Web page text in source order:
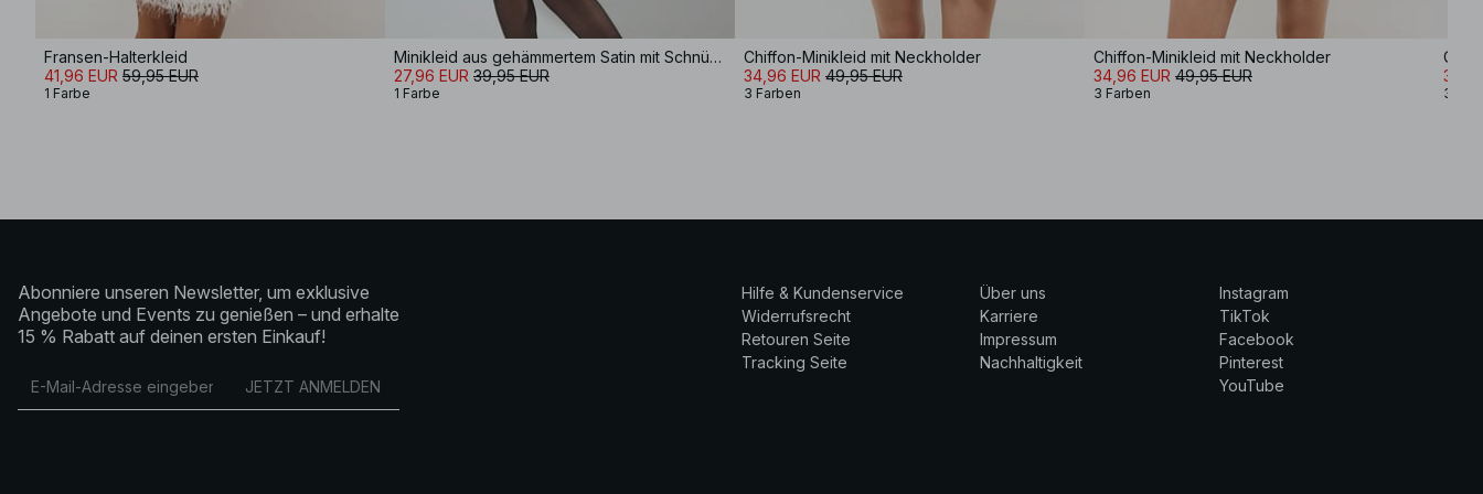
Fransen-Halterkleid
41,96 EUR 59,95 EUR
1 Farbe
Minikleid aus gehämmertem Satin mit Schnürung am Rücken
27,96 EUR 39,95 EUR
1 Farbe
Chiffon-Minikleid mit Neckholder
34,96 EUR 49,95 EUR
3 Farben
Chiffon-Minikleid mit Neckholder
34,96 EUR 49,95 EUR
3 Farben 3
Abonniere unseren Newsletter, um exklusive
Angebote und Events zu genießen – und erhalte
15 % Rabatt auf deinen ersten Einkauf!
JETZT ANMELDEN
Hilfe & Kundenservice
Widerrufsrecht
Retouren Seite
Tracking Seite
Über uns
Karriere
Impressum
Nachhaltigkeit
Instagram
TikTok
Facebook
Pinterest
YouTube